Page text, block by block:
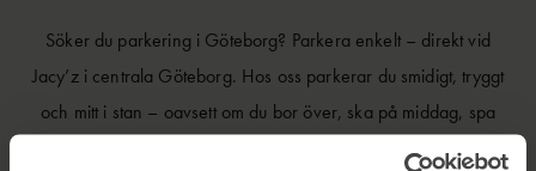
Söker du parkering i Göteborg? Parkera enkelt – direkt vid
Jacy’z i centrala Göteborg. Hos oss parkerar du smidigt, tryggt
och mitt i stan – oavsett om du bor över, ska på middag, spa
eller bara vill ha ett bra läge nära city.